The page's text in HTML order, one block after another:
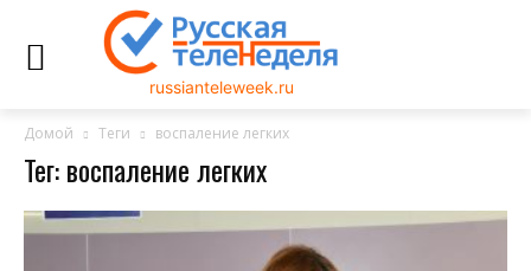
russianteleweek.ru
Домой Теги воспаление легких
Тег: воспаление легких